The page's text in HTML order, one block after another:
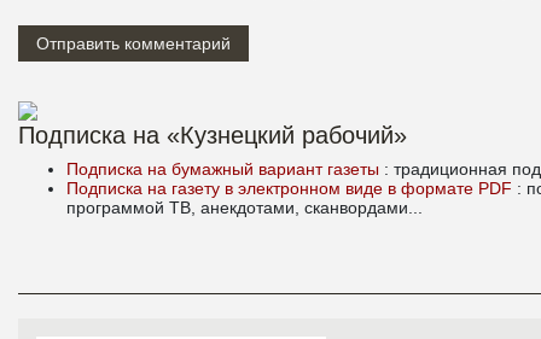
Подписка на «Кузнецкий рабочий»
Подписка на бумажный вариант газеты : традиционная
Подписка на газету в электронном виде в формате PDF :
программой ТВ, анекдотами, сканвордами...